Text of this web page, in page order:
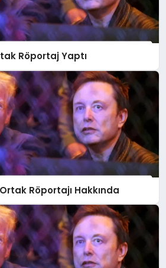
Röportaj Yaptı
Röportajı Hakkında